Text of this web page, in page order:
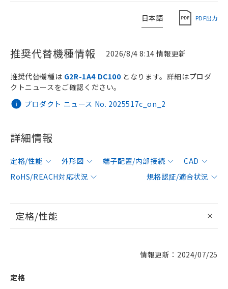
日本語 PDF出力
推奨代替機種情報 2026/8/4 8:14 情報更新
プロダクト ニュース No. 2025517c_on_2
推奨代替機種は G2R-1A4 DC100 となります。詳細はプロダ
クトニュースをご確認ください。
詳細情報
定格/性能 外形図 端子配置/内部接続
CAD
RoHS/REACH対応状況
規格認証/適合状況
定格/性能
情報更新：2024/07/25
定格